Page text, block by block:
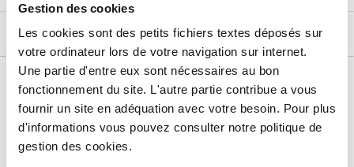
Gestion des cookies
Les cookies sont des petits fichiers textes déposés sur
votre ordinateur lors de votre navigation sur internet.
Une partie d'entre eux sont nécessaires au bon
fonctionnement du site. L'autre partie contribue a vous
fournir un site en adéquation avec votre besoin. Pour plus
d'informations vous pouvez consulter notre politique de
gestion des cookies.
DESCRIPTIF
DÉTAILS TECHNIQUES
Usage Vide
Marque